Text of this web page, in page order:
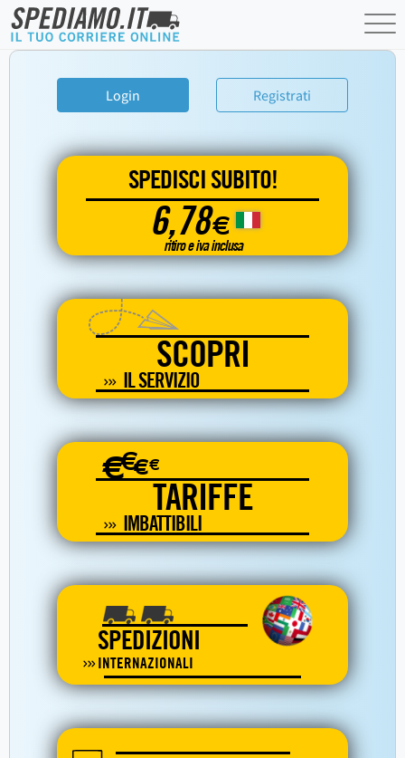
Login Registrati
SPEDISCI SUBITO!
6,78€
ritiro e iva inclusa
SCOPRI
IL SERVIZIO
€€€€
TARIFFE
IMBATTIBILI
SPEDIZIONI
INTERNAZIONALI